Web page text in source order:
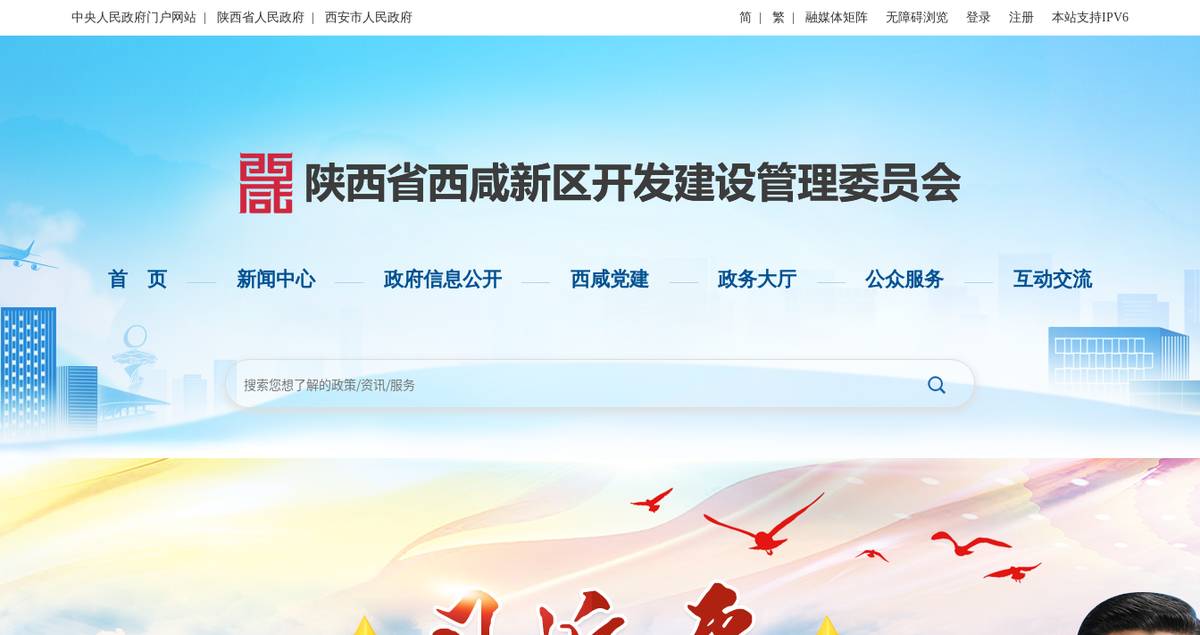
中央人民政府门户网站 陕西省人民政府 西安市人民政府 简 繁 融媒体矩阵 无障碍浏览 登录 注册 本站支持IPV6
首 页 —— 新闻中心 —— 政府信息公开 —— 西咸党建 —— 政务大厅 —— 公众服务 —— 互动交流